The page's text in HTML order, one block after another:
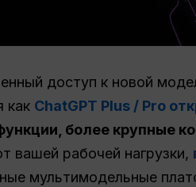
доступ к новой
как ChatGPT Plus / Pro
более крупные
вашей рабочей нагрузки,
мультимодельные